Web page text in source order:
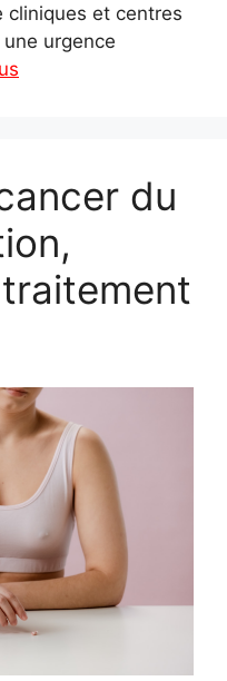
cliniques et centres
urgence
du